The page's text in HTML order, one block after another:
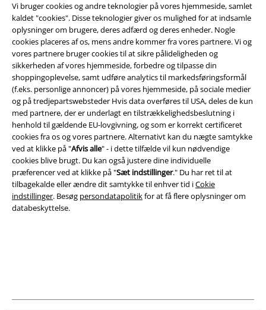
Vi bruger cookies og andre teknologier på vores hjemmeside, samlet
kaldet "cookies". Disse teknologier giver os mulighed for at indsamle
oplysninger om brugere, deres adfærd og deres enheder. Nogle
cookies placeres af os, mens andre kommer fra vores partnere. Vi og
vores partnere bruger cookies til at sikre pålideligheden og
sikkerheden af ​​vores hjemmeside, forbedre og tilpasse din
shoppingoplevelse, samt udføre analytics til markedsføringsformål
(f.eks. personlige annoncer) på vores hjemmeside, på sociale medier
og på tredjepartswebsteder Hvis data overføres til USA, deles de kun
med partnere, der er underlagt en tilstrækkelighedsbeslutning i
henhold til gældende EU-lovgivning, og som er korrekt certificeret
cookies fra os og vores partnere. Alternativt kan du nægte samtykke
ved at klikke på "Afvis alle" - i dette tilfælde vil kun nødvendige
cookies blive brugt. Du kan også justere dine individuelle
præferencer ved at klikke på "Sæt indstillinger." Du har ret til at
tilbagekalde eller ændre dit samtykke til enhver tid iCokie
indstillinger. Besøg persondatapolitikfor at få flere oplysninger om
databeskyttelse.
Juridisk
Salgs-, medlems- & leveringsbetingelser
Om EMP Danmark
Persondatapolitik
Bortskaffelse af affald og miljøbeskyttelse
Overensstemmelseserklæring
Alle priser er inkl. moms. Oplyst leveringstid er et estimat og ikke